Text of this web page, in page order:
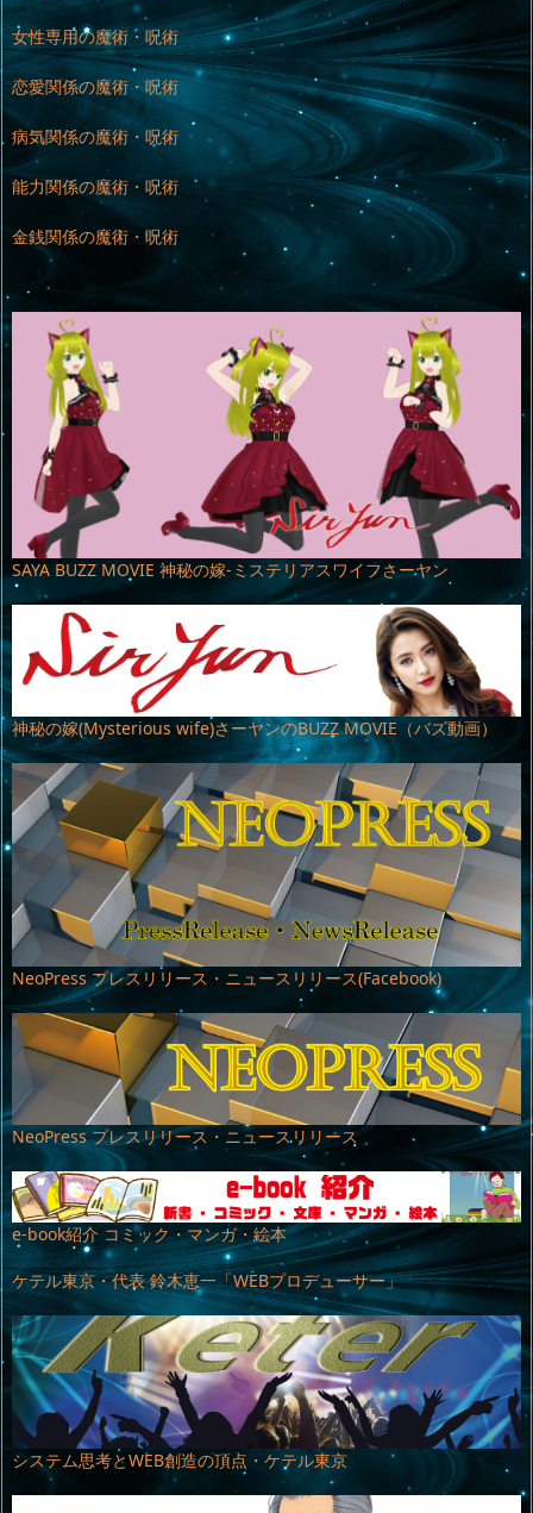
女性専用の魔術・呪術
恋愛関係の魔術・呪術
病気関係の魔術・呪術
能力関係の魔術・呪術
金銭関係の魔術・呪術
SAYA BUZZ MOVIE 神秘の嫁-ミステリアスワイフさーヤン
神秘の嫁(Mysterious wife)さーヤンのBUZZ MOVIE（バズ動画）
NeoPress プレスリリース・ニュースリリース(Facebook)
NeoPress プレスリリース・ニュースリリース
e-book紹介 コミック・マンガ・絵本
ケテル東京・代表 鈴木恵一「WEBプロデューサー」
システム思考とWEB創造の頂点・ケテル東京